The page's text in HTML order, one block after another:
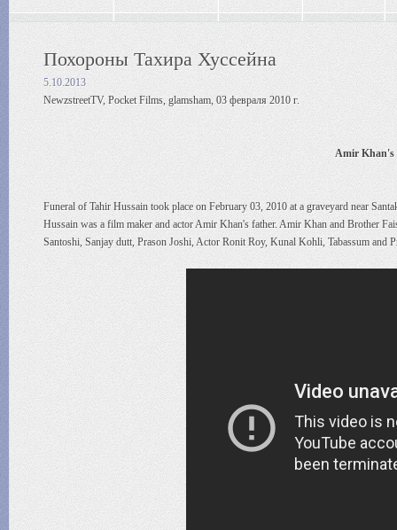
Похороны Тахира Хуссейна
5.10.2013
NewzstreetTV, Pocket Films, glamsham, 03 февраля 2010 г.
Amir Khan's
Funeral of Tahir Hussain took place on February 03, 2010 at a graveyard near
Hussain was a film maker and actor Amir Khan's father. Amir Khan and Brother
Santoshi, Sanjay dutt, Prason Joshi, Actor Ronit Roy, Kunal Kohli, Tabassum and